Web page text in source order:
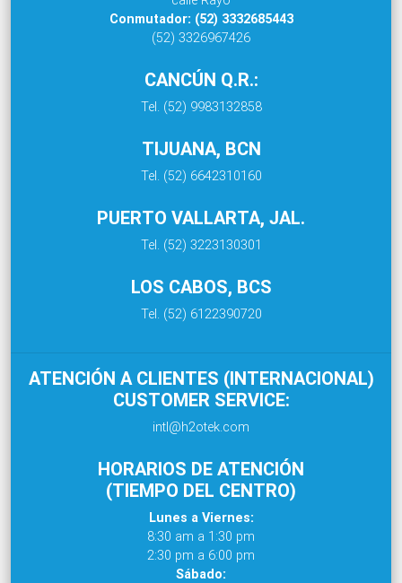
Conmutador: (52) 3332685443
(52) 3326967426
CANCÚN Q.R.:
Tel. (52) 9983132858
TIJUANA, BCN
Tel. (52) 6642310160
PUERTO VALLARTA, JAL.
Tel. (52) 3223130301
LOS CABOS, BCS
Tel. (52) 6122390720
ATENCIÓN A CLIENTES (INTERNACIONAL)
CUSTOMER SERVICE:
intl@h2otek.com
HORARIOS DE ATENCIÓN
(TIEMPO DEL CENTRO)
Lunes a Viernes:
8:30 am a 1:30 pm
2:30 pm a 6:00 pm
Sábado: